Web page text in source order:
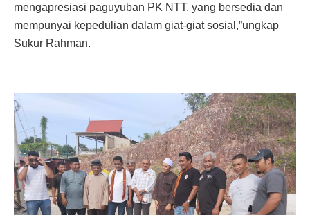
mengapresiasi paguyuban PK NTT, yang bersedia dan
mempunyai kepedulian dalam giat-giat sosial,”ungkap
Sukur Rahman.